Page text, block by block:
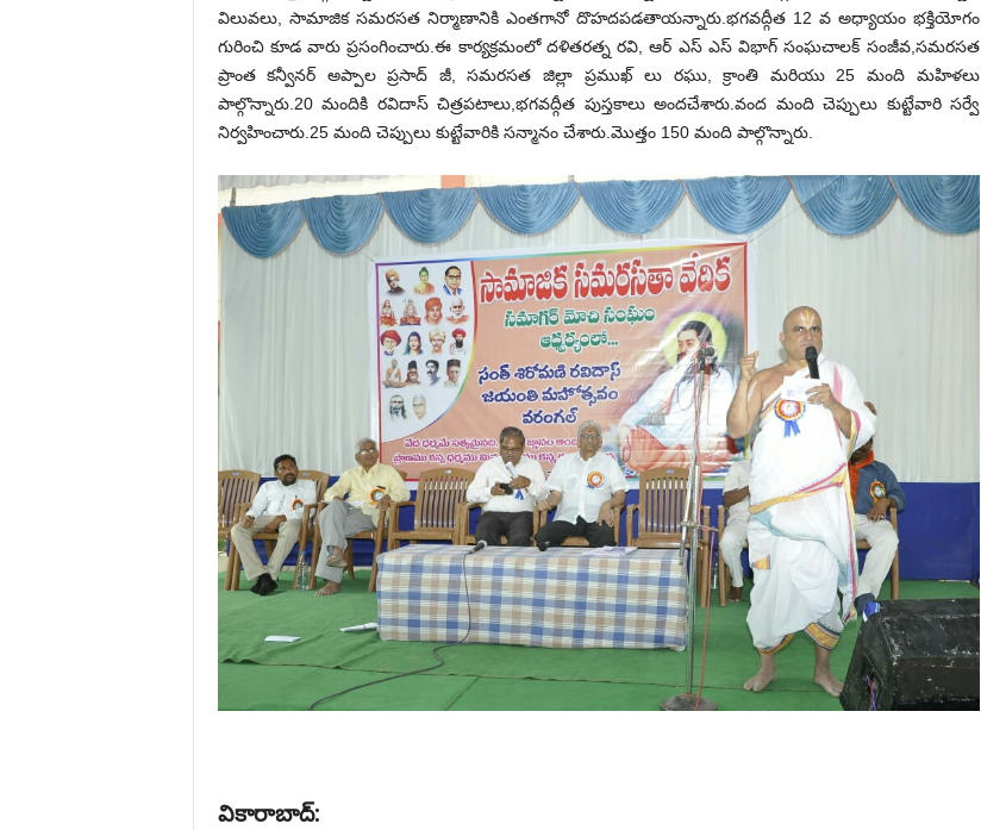
విలువలు, సామాజిక సమరసత నిర్మాణానికి ఎంతగానో దొహదపడతాయన్నారు.భగవద్గీత 12 వ అధ్యాయం భక్తియోగం
గురించి కూడ వారు ప్రసంగించారు.ఈ కార్యక్రమంలో దళితరత్న రవి, ఆర్ ఎస్ ఎస్ విభాగ్ సంఘచాలక్ సంజీవ,సమరసత
ప్రాంత కన్వీనర్ అప్పాల ప్రసాద్ జీ, సమరసత జిల్లా ప్రముఖ్ లు రఘు, క్రాంతి మరియు 25 మంది మహిళలు
పాల్గొన్నారు.20 మందికి రవిదాస్ చిత్రపటాలు,భగవద్గీత పుస్తకాలు అందచేశారు.వంద మంది చెప్పులు కుట్టేవారి సర్వే
నిర్వహించారు.25 మంది చెప్పులు కుట్టేవారికి సన్మానం చేశారు.మొత్తం 150 మంది పాల్గొన్నారు.
వికారాబాద్: